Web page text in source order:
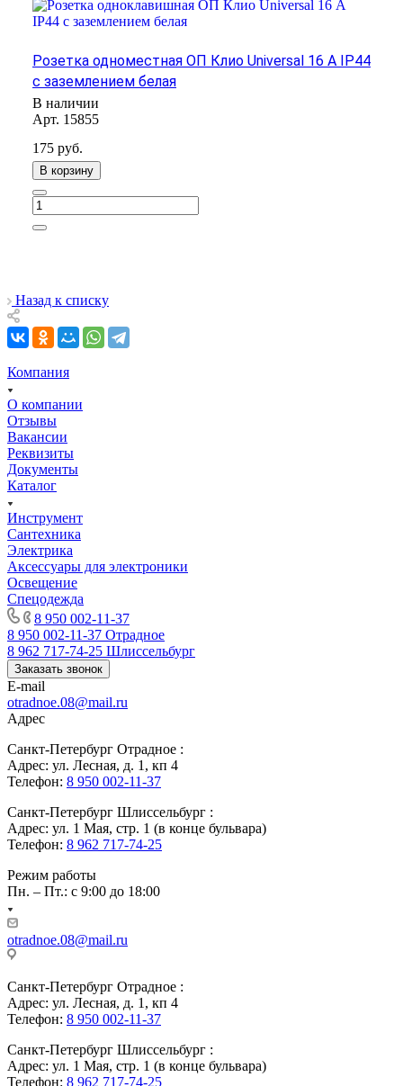
Розетка одноместная ОП Клио Universal 16 А IP44
с заземлением белая
В наличии
Арт. 15855
175 руб.
В корзину
Назад к списку
Компания
О компании
Отзывы
Вакансии
Реквизиты
Документы
Каталог
Инструмент
Сантехника
Электрика
Аксессуары для электроники
Освещение
Спецодежда
8 950 002-11-37
8 950 002-11-37 Отрадное
8 962 717-74-25 Шлиссельбург
Заказать звонок
E-mail
otradnoe.08@mail.ru
Адрес
Санкт-Петербург Отрадное :
Адрес: ул. Лесная, д. 1, кп 4
Телефон: 8 950 002-11-37
Санкт-Петербург Шлиссельбург :
Адрес: ул. 1 Мая, стр. 1 (в конце бульвара)
Телефон: 8 962 717-74-25
Режим работы
Пн. – Пт.: с 9:00 до 18:00
otradnoe.08@mail.ru
Санкт-Петербург Отрадное :
Адрес: ул. Лесная, д. 1, кп 4
Телефон: 8 950 002-11-37
Санкт-Петербург Шлиссельбург :
Адрес: ул. 1 Мая, стр. 1 (в конце бульвара)
Телефон: 8 962 717-74-25